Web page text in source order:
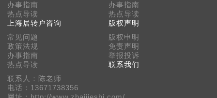
办事指南
热点导读
办事指南
热点导读
上海居转户咨询
常见问题
政策法规
办事指南
热点导读
版权声明
版权申明
免责声明
举报投诉
联系我们
联系人：陈老师
电话：13671738356